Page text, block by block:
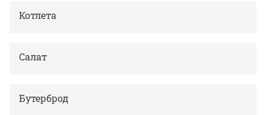
Котлета
Салат
Бутерброд